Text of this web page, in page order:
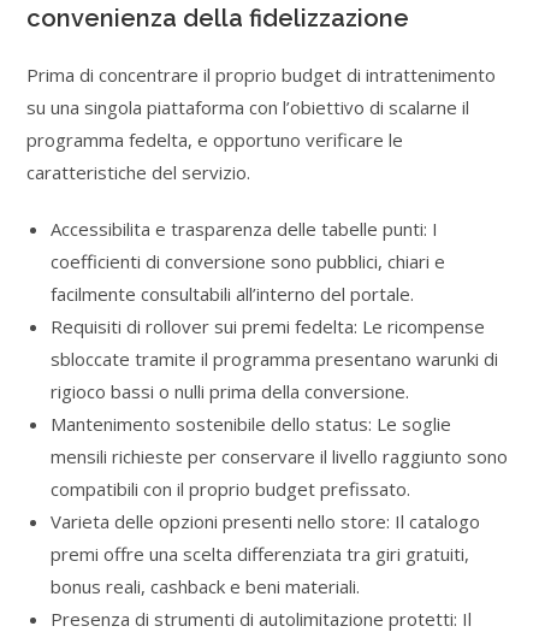
convenienza della fidelizzazione
Prima di concentrare il proprio budget di intrattenimento
su una singola piattaforma con l’obiettivo di scalarne il
programma fedelta, e opportuno verificare le
caratteristiche del servizio.
Accessibilita e trasparenza delle tabelle punti: I
coefficienti di conversione sono pubblici, chiari e
facilmente consultabili all’interno del portale.
Requisiti di rollover sui premi fedelta: Le ricompense
sbloccate tramite il programma presentano warunki di
rigioco bassi o nulli prima della conversione.
Mantenimento sostenibile dello status: Le soglie
mensili richieste per conservare il livello raggiunto sono
compatibili con il proprio budget prefissato.
Varieta delle opzioni presenti nello store: Il catalogo
premi offre una scelta differenziata tra giri gratuiti,
bonus reali, cashback e beni materiali.
Presenza di strumenti di autolimitazione protetti: Il